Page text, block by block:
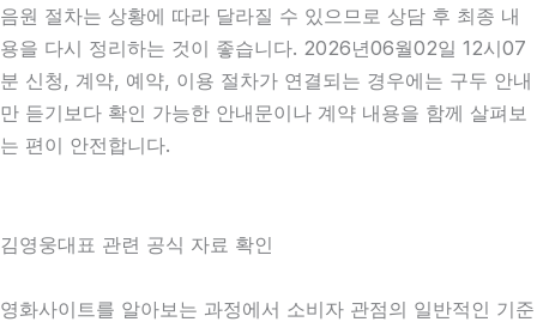
음원 절차는 상황에 따라 달라질 수 있으므로 상담 후 최종 내
용을 다시 정리하는 것이 좋습니다. 2026년06월02일 12시07
분 신청, 계약, 예약, 이용 절차가 연결되는 경우에는 구두 안내
만 듣기보다 확인 가능한 안내문이나 계약 내용을 함께 살펴보
는 편이 안전합니다.
김영웅대표 관련 공식 자료 확인
영화사이트를 알아보는 과정에서 소비자 관점의 일반적인 기준